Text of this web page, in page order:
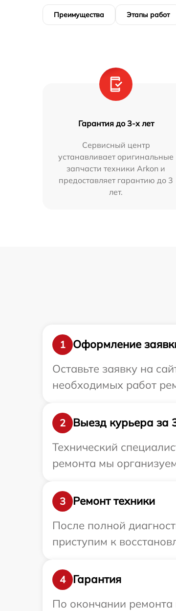
Преимущества Этапы работ
Гарантия до 3-х лет
Сервисный центр
устанавливает оригинальные
запчасти техники Arkon и
предоставляет гарантию до 3
лет.
1
Оформление
Оставьте заявку на
необходимых работ
2
Выезд курьера за
Технический
ремонта мы
3
Ремонт техники
После полной
приступим к
4
Гарантия
По окончании